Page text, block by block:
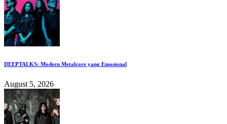
DEEPTALKS: Modern Metalcore yang Emosional
August 5, 2026